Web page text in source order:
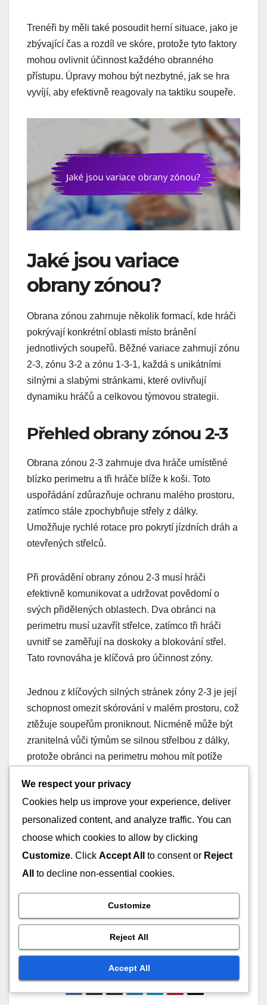
Trenéři by měli také posoudit herní situace, jako je
zbývající čas a rozdíl ve skóre, protože tyto faktory
mohou ovlivnit účinnost každého obranného
přístupu. Úpravy mohou být nezbytné, jak se hra
vyvíjí, aby efektivně reagovaly na taktiku soupeře.
Jaké jsou variace
obrany zónou?
Obrana zónou zahrnuje několik formací, kde hráči
pokrývají konkrétní oblasti místo bránění
jednotlivých soupeřů. Běžné variace zahrnují zónu
2-3, zónu 3-2 a zónu 1-3-1, každá s unikátními
silnými a slabými stránkami, které ovlivňují
dynamiku hráčů a celkovou týmovou strategii.
Přehled obrany zónou 2-3
Obrana zónou 2-3 zahrnuje dva hráče umístěné
blízko perimetru a tři hráče blíže k koši. Toto
uspořádání zdůrazňuje ochranu malého prostoru,
zatímco stále zpochybňuje střely z dálky.
Umožňuje rychlé rotace pro pokrytí jízdních dráh a
otevřených střelců.
Při provádění obrany zónou 2-3 musí hráči
efektivně komunikovat a udržovat povědomí o
svých přidělených oblastech. Dva obránci na
perimetru musí uzavřít střelce, zatímco tři hráči
uvnitř se zaměřují na doskoky a blokování střel.
Tato rovnováha je klíčová pro účinnost zóny.
Jednou z klíčových silných stránek zóny 2-3 je její
schopnost omezit skórování v malém prostoru, což
ztěžuje soupeřům proniknout. Nicméně může být
zranitelná vůči týmům se silnou střelbou z dálky,
protože obránci na perimetru mohou mít potíže
posoudit schopnosti střelby svých soupeřů před
tím, než se zaváží k této formaci.
Běžné úskalí zahrnují, že se hráči příliš soustředí
na svou oblast a zanedbávají pomoc
spoluhráčům, což vede k otevřeným střelám. Aby
zdůraznit důležitost týmové spolupráce při
udržování obranné integrity. Pravidelná cvičení
mohou pomoci posílit tyto koncepty a zlepšit
celkové provedení.
We respect your privacy
Cookies help us improve your experience, deliver
personalized content, and analyze traffic. You can
choose which cookies to allow by clicking
Customize. Click Accept All to consent or Reject
All
to decline non-essential cookies.
Customize
Reject All
Accept All